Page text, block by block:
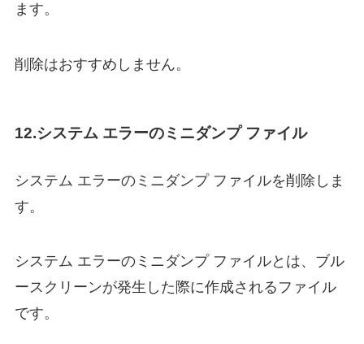
ます。
削除はおすすめしません。
12.システム エラーのミニダンプ ファイル
システム エラーのミニダンプ ファイルを削除しま
す。
システム エラーのミニダンプ ファイルとは、ブル
ースクリーンが発生した際に作成されるファイル
です。